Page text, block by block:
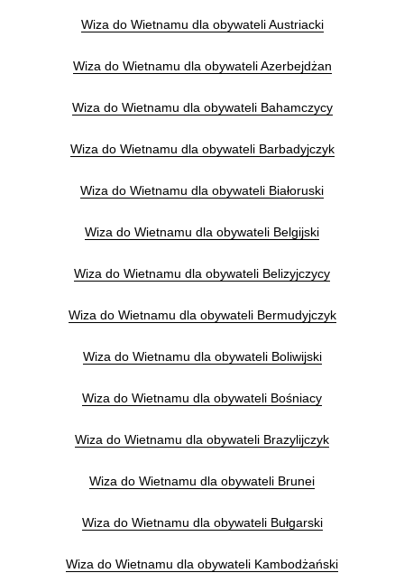
Wiza do Wietnamu dla obywateli Austriacki
Wiza do Wietnamu dla obywateli Azerbejdżan
Wiza do Wietnamu dla obywateli Bahamczycy
Wiza do Wietnamu dla obywateli Barbadyjczyk
Wiza do Wietnamu dla obywateli Białoruski
Wiza do Wietnamu dla obywateli Belgijski
Wiza do Wietnamu dla obywateli Belizyjczycy
Wiza do Wietnamu dla obywateli Bermudyjczyk
Wiza do Wietnamu dla obywateli Boliwijski
Wiza do Wietnamu dla obywateli Bośniacy
Wiza do Wietnamu dla obywateli Brazylijczyk
Wiza do Wietnamu dla obywateli Brunei
Wiza do Wietnamu dla obywateli Bułgarski
Wiza do Wietnamu dla obywateli Kambodżański